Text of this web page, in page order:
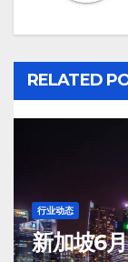
RELATED
行业动态
新加坡6